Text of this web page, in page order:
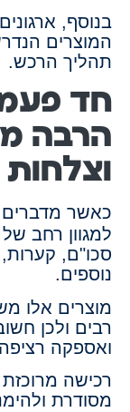
בנוסף,
המוצרים
תהליך הרכש.
חד
הרבה
וצלחות
כאשר
למגוון רחב
סכו"ם,
נוספים.
מוצרים אלו
רבים ולכן
ואספקה
רכישה
מסודרת